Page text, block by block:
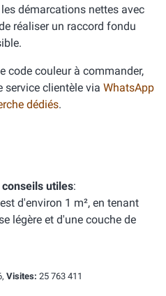
démarcations nettes avec
réaliser un raccord fondu
code couleur à commander,
service clientèle via WhatsApp
dédiés.
utiles:
d'environ 1 m², en tenant
légère et d'une couche de
Visites: 25 763 411